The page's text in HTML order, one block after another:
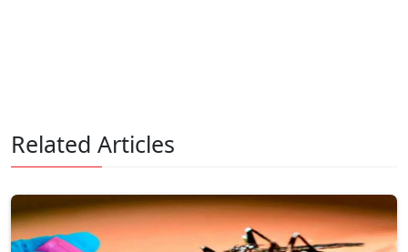
Related Articles